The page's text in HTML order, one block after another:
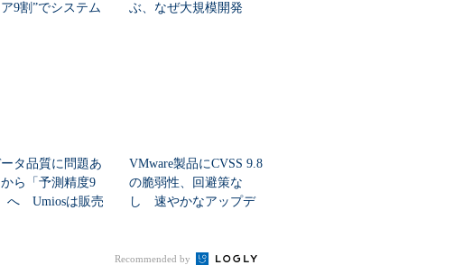
9割”でシステム
ぶ、なぜ大規模開発
ータ品質に問題あ
から「予測精度9
へ Umiosは販売
VMware製品にCVSS 9.8
の脆弱性、回避策な
し 速やかなアップデ
Recommended by